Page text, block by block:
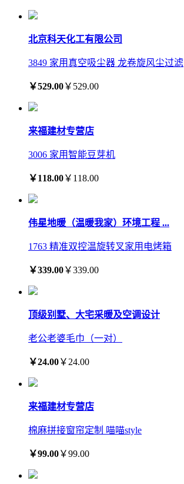
北京科天化工有限公司
3849 家用真空吸尘器 龙卷旋风尘过滤
￥529.00￥529.00
来福建材专营店
3006 家用智能豆芽机
￥118.00￥118.00
伟星地暖（温暖我家）环境工程 ...
1763 精准双控温旋转叉家用电烤箱
￥339.00￥339.00
顶级别墅、大宅采暖及空调设计
老公老婆毛巾（一对）
￥24.00￥24.00
来福建材专营店
棉麻拼接窗帘定制 喵喵style
￥99.00￥99.00